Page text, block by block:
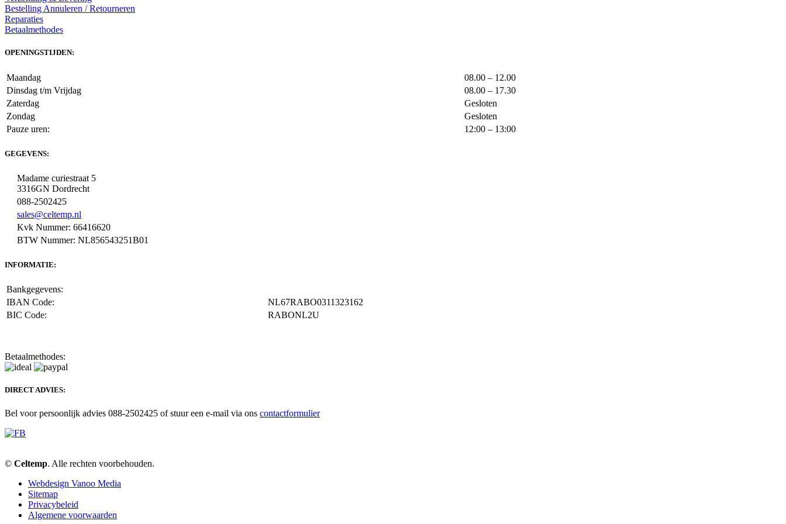
Bestelling Annuleren / Retourneren
Reparaties
Betaalmethodes
OPENINGSTIJDEN:
Maandag
08.00 – 12.00
Dinsdag t/m Vrijdag
08.00 – 17.30
Zaterdag
Gesloten
Zondag
Gesloten
Pauze uren:
12:00 – 13:00
GEGEVENS:
Madame curiestraat 5
3316GN Dordrecht
088-2502425
sales@celtemp.nl
Kvk Nummer: 66416620
BTW Nummer: NL856543251B01
INFORMATIE:
Bankgegevens:
IBAN Code:
NL67RABO0311323162
BIC Code:
RABONL2U
Betaalmethodes:
DIRECT ADVIES:
Bel voor persoonlijk advies 088-2502425 of stuur een e-mail via ons contactformulier
© Celtemp. Alle rechten voorbehouden.
Webdesign Vanoo Media
Sitemap
Privacybeleid
Algemene voorwaarden